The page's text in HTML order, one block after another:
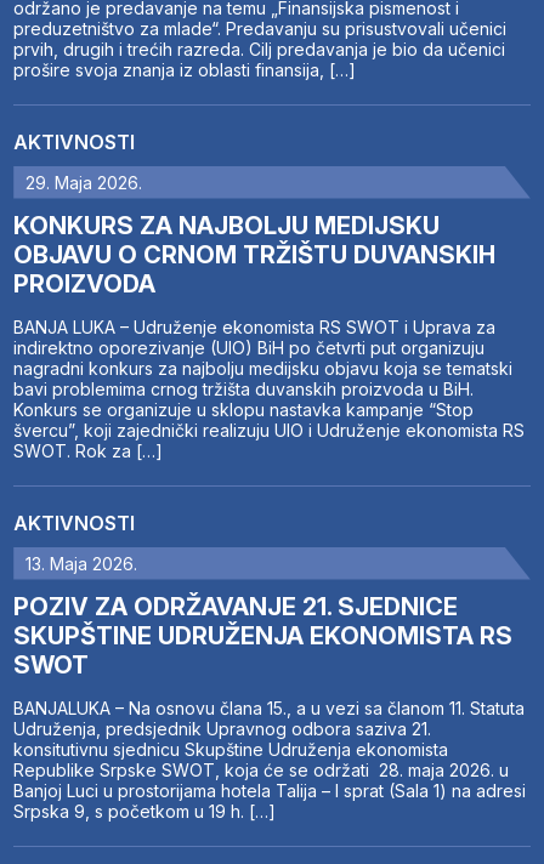
održano je predavanje na temu „Finansijska pismenost i
preduzetništvo za mlade“. Predavanju su prisustvovali učenici
prvih, drugih i trećih razreda. Cilj predavanja je bio da učenici
prošire svoja znanja iz oblasti finansija, […]
AKTIVNOSTI
29. Maja 2026.
KONKURS ZA NAJBOLJU MEDIJSKU
OBJAVU O CRNOM TRŽIŠTU DUVANSKIH
PROIZVODA
BANJA LUKA – Udruženje ekonomista RS SWOT i Uprava za
indirektno oporezivanje (UIO) BiH po četvrti put organizuju
nagradni konkurs za najbolju medijsku objavu koja se tematski
bavi problemima crnog tržišta duvanskih proizvoda u BiH.
Konkurs se organizuje u sklopu nastavka kampanje “Stop
švercu”, koji zajednički realizuju UIO i Udruženje ekonomista RS
SWOT. Rok za […]
AKTIVNOSTI
13. Maja 2026.
POZIV ZA ODRŽAVANJE 21. SJEDNICE
SKUPŠTINE UDRUŽENJA EKONOMISTA RS
SWOT
BANJALUKA – Na osnovu člana 15., a u vezi sa članom 11. Statuta
Udruženja, predsjednik Upravnog odbora saziva 21.
konsitutivnu sjednicu Skupštine Udruženja ekonomista
Republike Srpske SWOT, koja će se održati 28. maja 2026. u
Banjoj Luci u prostorijama hotela Talija – I sprat (Sala 1) na adresi
Srpska 9, s početkom u 19 h. […]